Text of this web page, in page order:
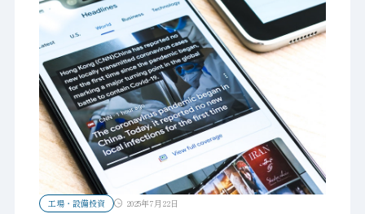
工場・設備投資 2025年7月22日